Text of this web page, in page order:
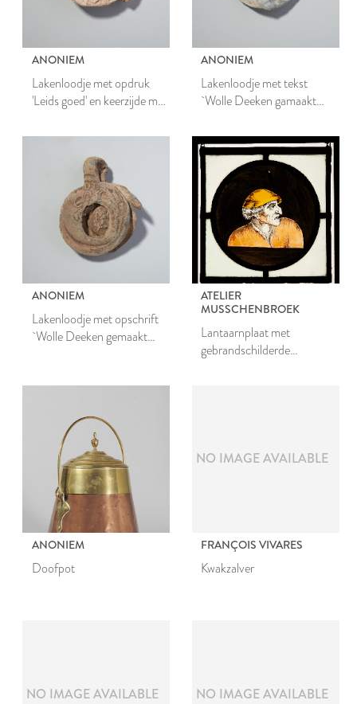
ANONIEM
Lakenloodje met opdruk
'Leids goed' en keerzijde met
ANONIEM
Lakenloodje met tekst
`Wolle Deeken gamaakt
ANONIEM
Lakenloodje met opschrift
`Wolle Deeken gemaakt
ATELIER
MUSSCHENBROEK
Lantaarnplaat met
gebrandschilderde
ANONIEM
Doofpot
NO IMAGE AVAILABLE
FRANÇOIS VIVARES
Kwakzalver
NO IMAGE AVAILABLE NO IMAGE AVAILABLE